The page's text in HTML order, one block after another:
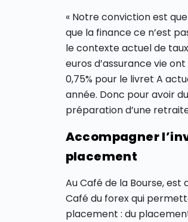
« Notre conviction est
que la finance ce n’est
le contexte actuel de
euros d’assurance vie
0,75% pour le livret A
année. Donc pour avoir
préparation d’une
Accompagner
placement
Au Café de la Bourse,
Café du forex qui
placement : du